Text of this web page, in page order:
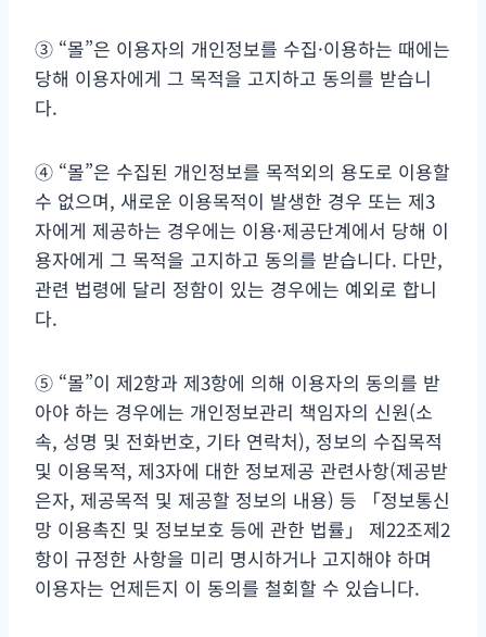
③ “몰”은 이용자의 개인정보를 수집·이용하는 때에는
당해 이용자에게 그 목적을 고지하고 동의를 받습니
다.
④ “몰”은 수집된 개인정보를 목적외의 용도로 이용할
수 없으며, 새로운 이용목적이 발생한 경우 또는 제3
자에게 제공하는 경우에는 이용·제공단계에서 당해 이
용자에게 그 목적을 고지하고 동의를 받습니다. 다만,
관련 법령에 달리 정함이 있는 경우에는 예외로 합니
다.
⑤ “몰”이 제2항과 제3항에 의해 이용자의 동의를 받
아야 하는 경우에는 개인정보관리 책임자의 신원(소
속, 성명 및 전화번호, 기타 연락처), 정보의 수집목적
및 이용목적, 제3자에 대한 정보제공 관련사항(제공받
은자, 제공목적 및 제공할 정보의 내용) 등 「정보통신
망 이용촉진 및 정보보호 등에 관한 법률」 제22조제2
항이 규정한 사항을 미리 명시하거나 고지해야 하며
이용자는 언제든지 이 동의를 철회할 수 있습니다.